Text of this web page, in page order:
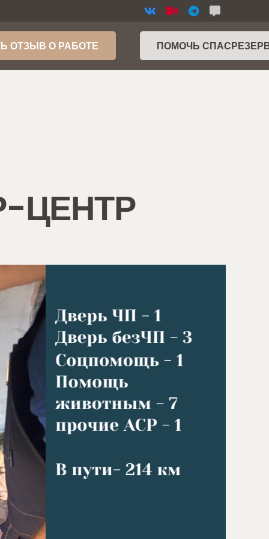
ОТЗЫВ О РАБОТЕ ПОМОЧЬ
ЦЕНТР